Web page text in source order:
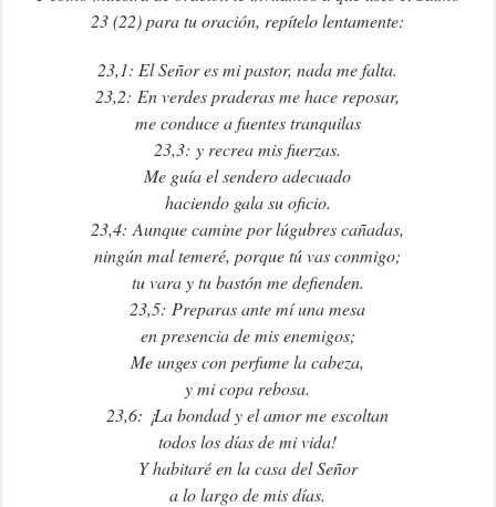
23 (22) para tu oración, repítelo lentamente:
23,1: El Señor es mi pastor, nada me falta.
23,2: En verdes praderas me hace reposar,
me conduce a fuentes tranquilas
23,3: y recrea mis fuerzas.
Me guía el sendero adecuado
haciendo gala su oficio.
23,4: Aunque camine por lúgubres cañadas,
ningún mal temeré, porque tú vas conmigo;
tu vara y tu bastón me defienden.
23,5: Preparas ante mí una mesa
en presencia de mis enemigos;
Me unges con perfume la cabeza,
y mi copa rebosa.
23,6: ¡La bondad y el amor me escoltan
todos los días de mi vida!
Y habitaré en la casa del Señor
a lo largo de mis días.